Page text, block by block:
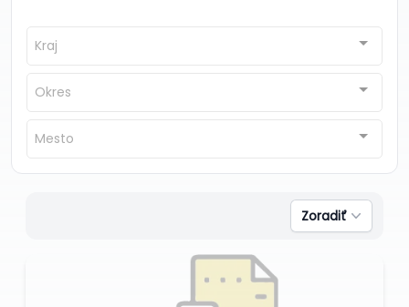
Kraj
Okres
Mesto
Zoradiť